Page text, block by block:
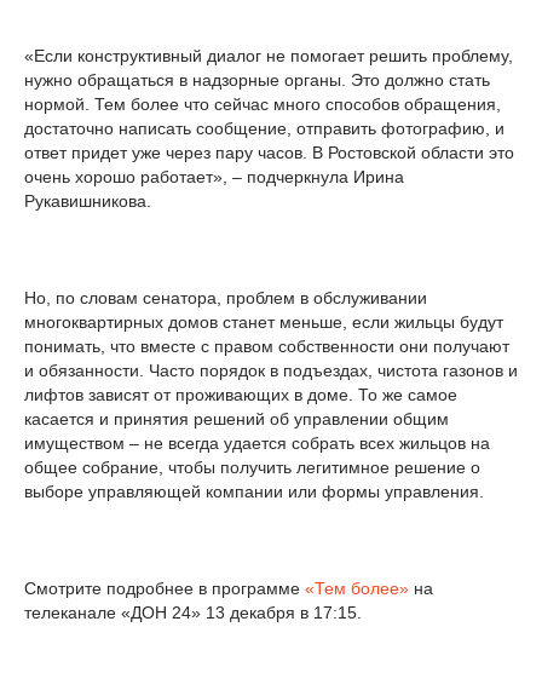
«Если конструктивный диалог не помогает решить проблему,
нужно обращаться в надзорные органы. Это должно стать
нормой. Тем более что сейчас много способов обращения,
достаточно написать сообщение, отправить фотографию, и
ответ придет уже через пару часов. В Ростовской области это
очень хорошо работает», – подчеркнула Ирина
Рукавишникова.
Но, по словам сенатора, проблем в обслуживании
многоквартирных домов станет меньше, если жильцы будут
понимать, что вместе с правом собственности они получают
и обязанности. Часто порядок в подъездах, чистота газонов и
лифтов зависят от проживающих в доме. То же самое
касается и принятия решений об управлении общим
имуществом – не всегда удается собрать всех жильцов на
общее собрание, чтобы получить легитимное решение о
выборе управляющей компании или формы управления.
Смотрите подробнее в программе «Тем более» на
телеканале «ДОН 24» 13 декабря в 17:15.